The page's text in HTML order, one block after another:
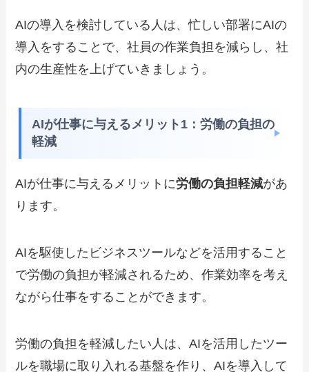
AIの導入を検討している人は、忙しい部署にAIの
導入をすることで、社員の作業負担を減らし、社
内の生産性を上げていきましょう。
AIが仕事に与えるメリット1：労働の負担の
軽減
AIが仕事に与えるメリットに労働の負担軽減があ
ります。
AIを駆使したビジネスツールなどを活用すること
で労働の負担が軽減されるため、作業効率を考え
ながら仕事をすることができます。
労働の負担を軽減したい人は、AIを活用したツー
ルを職場に取り入れる基盤を作り、AIを導入して